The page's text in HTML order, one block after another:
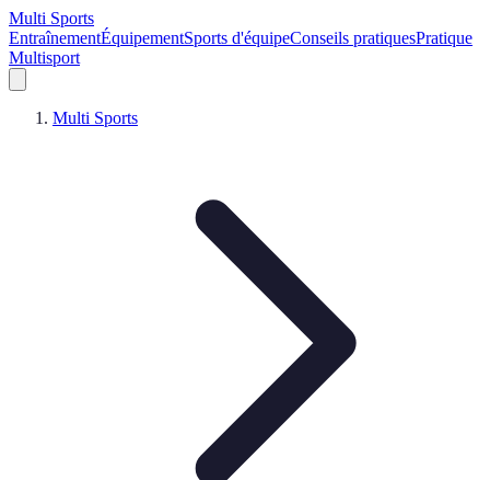
Multi Sports
EntraînementÉquipementSports d'équipeConseils pratiquesPratique
Multisport
Multi Sports